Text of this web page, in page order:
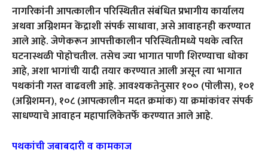
नागरिकांनी आपत्कालीन परिस्थितीत संबंधित प्रभागीय कार्यालय
अथवा अग्निशमन केंद्राशी संपर्क साधावा, असे आवाहनही करण्यात
आले आहे. जेणेकरून आपत्तीकालीन परिस्थितीमध्ये पथके त्वरित
घटनास्थळी पोहोचतील. तसेच ज्या भागात पाणी शिरण्याचा धोका
आहे, अशा भागांची यादी तयार करण्यात आली असून त्या भागात
पथकांनी गस्त वाढवली आहे. आवश्यकतेनुसार १०० (पोलीस), १०१
(अग्निशमन), १०८ (आपत्कालीन मदत क्रमांक) या क्रमांकांवर संपर्क
साधण्याचे आवाहन महापालिकेतर्फे करण्यात आले आहे.
पथकांची जबाबदारी व कामकाज